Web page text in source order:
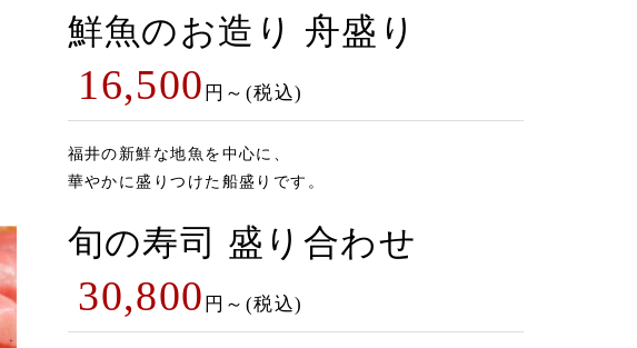
鮮魚のお造り 舟盛り
16,500 円～(税込)
福井の新鮮な地魚を中心に、
華やかに盛りつけた船盛りです。
旬の寿司 盛り合わせ
30,800 円～(税込)